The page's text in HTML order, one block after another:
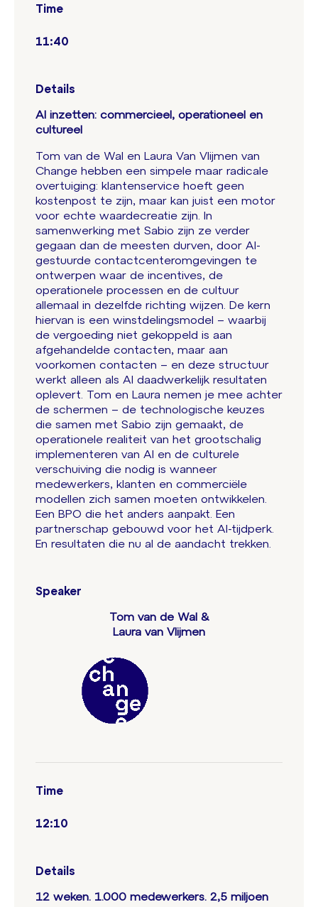
Time
11:40
Details
AI inzetten: commercieel, operationeel en
cultureel
Tom van de Wal en Laura Van Vlijmen van
Change hebben een simpele maar radicale
overtuiging: klantenservice hoeft geen
kostenpost te zijn, maar kan juist een motor
voor echte waardecreatie zijn. In
samenwerking met Sabio zijn ze verder
gegaan dan de meesten durven, door AI-
gestuurde contactcenteromgevingen te
ontwerpen waar de incentives, de
operationele processen en de cultuur
allemaal in dezelfde richting wijzen. De kern
hiervan is een winstdelingsmodel – waarbij
de vergoeding niet gekoppeld is aan
afgehandelde contacten, maar aan
voorkomen contacten – en deze structuur
werkt alleen als AI daadwerkelijk resultaten
oplevert. Tom en Laura nemen je mee achter
de schermen – de technologische keuzes
die samen met Sabio zijn gemaakt, de
operationele realiteit van het grootschalig
implementeren van AI en de culturele
verschuiving die nodig is wanneer
medewerkers, klanten en commerciële
modellen zich samen moeten ontwikkelen.
Een BPO die het anders aanpakt. Een
partnerschap gebouwd voor het AI-tijdperk.
En resultaten die nu al de aandacht trekken.
Speaker
Tom van de Wal &
Laura van Vlijmen
Time
12:10
Details
12 weken. 1.000 medewerkers. 2,5 miljoen